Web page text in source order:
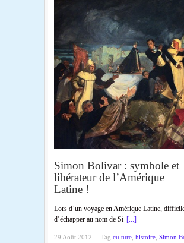
Simon Bolivar : symbole et
libérateur de l’Amérique
Latine !
Lors d’un voyage en Amérique Latine,
d’échapper au nom de Si [...]
29 Août 2012 Tag culture histoire Simon